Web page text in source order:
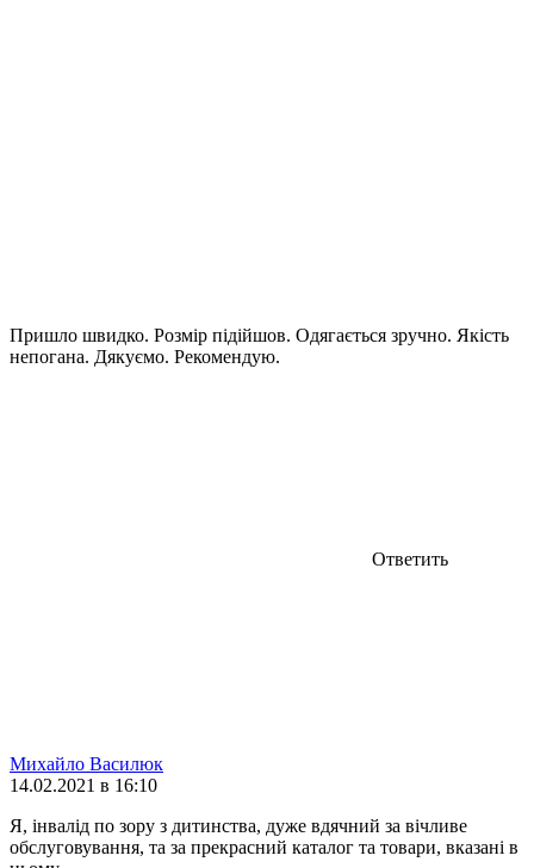
Пришло швидко. Розмір підійшов. Одягається зручно. Якість
непогана. Дякуємо. Рекомендую.
Ответить
Михайло Василюк
14.02.2021 в 16:10
Я, інвалід по зору з дитинства, дуже вдячний за вічливе
обслуговування, та за прекрасний каталог та товари, вказані в